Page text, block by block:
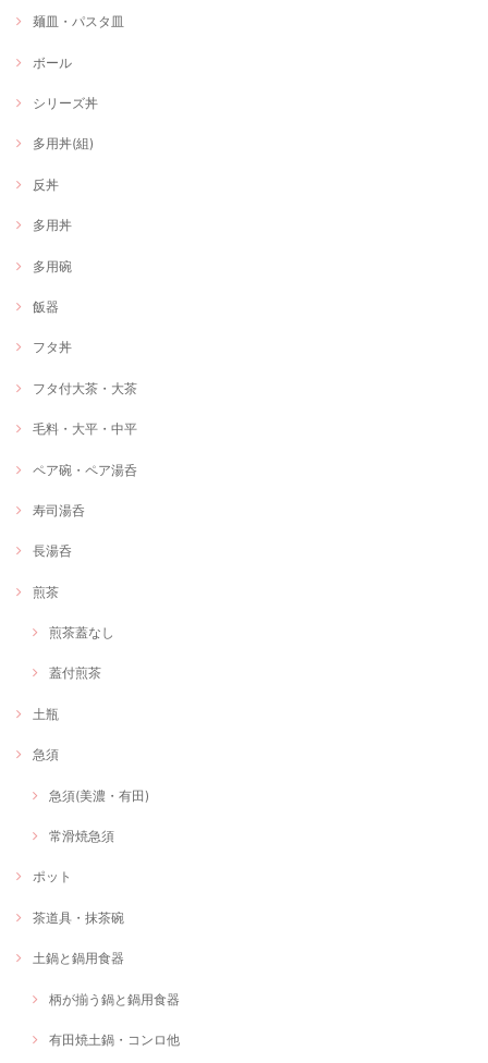
麺皿・パスタ皿
ボール
シリーズ丼
多用丼(組)
反丼
多用丼
多用碗
飯器
フタ丼
フタ付大茶・大茶
毛料・大平・中平
ペア碗・ペア湯呑
寿司湯呑
長湯呑
煎茶
煎茶蓋なし
蓋付煎茶
土瓶
急須
急須(美濃・有田)
常滑焼急須
ポット
茶道具・抹茶碗
土鍋と鍋用食器
柄が揃う鍋と鍋用食器
有田焼土鍋・コンロ他